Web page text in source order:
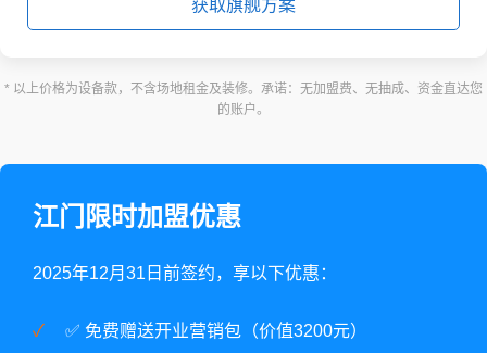
获取旗舰方案
* 以上价格为设备款，不含场地租金及装修。承诺：无加盟费、无抽成、资金直达您
的账户。
江门限时加盟优惠
2025年12月31日前签约，享以下优惠：
✅ 免费赠送开业营销包（价值3200元）